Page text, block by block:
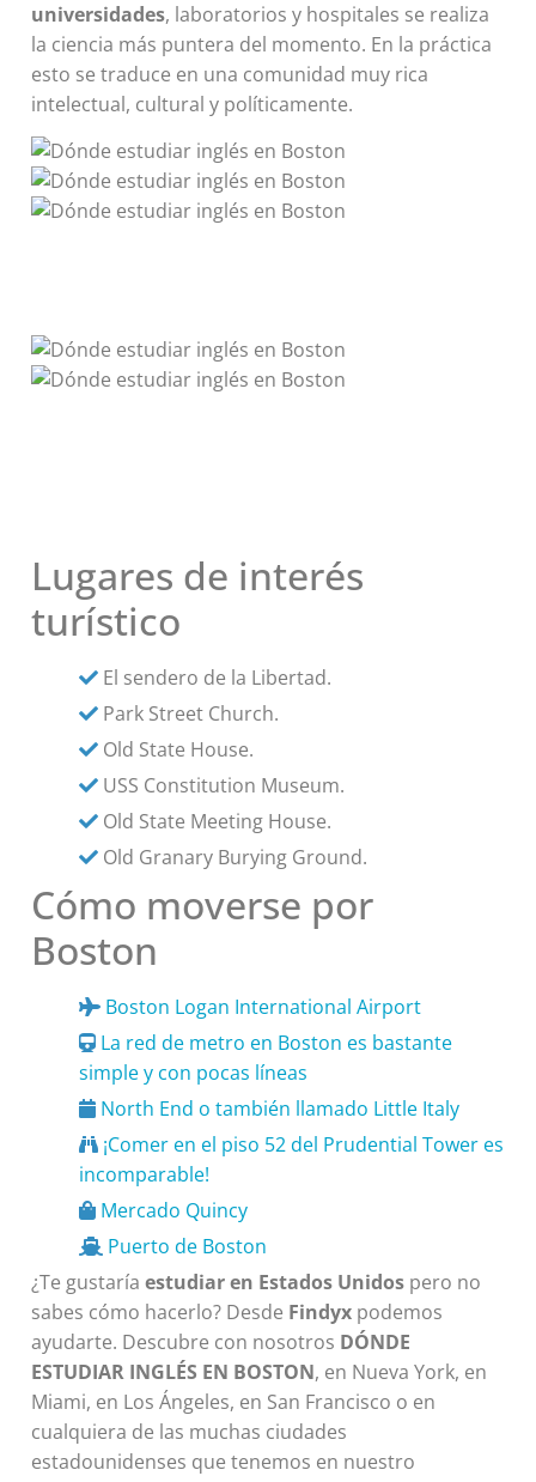
universidades, laboratorios y hospitales se realiza
la ciencia más puntera del momento. En la práctica
esto se traduce en una comunidad muy rica
intelectual, cultural y políticamente.
Lugares de interés
turístico
El sendero de la Libertad.
Park Street Church.
Old State House.
USS Constitution Museum.
Old State Meeting House.
Old Granary Burying Ground.
Cómo moverse por
Boston
Boston Logan International Airport
La red de metro en Boston es bastante
simple y con pocas líneas
North End o también llamado Little Italy
¡Comer en el piso 52 del Prudential Tower es
incomparable!
Mercado Quincy
Puerto de Boston
¿Te gustaríaestudiar en Estados Unidos pero no
sabes cómo hacerlo? Desde Findyx podemos
ayudarte. Descubre con nosotros DÓNDE
ESTUDIAR INGLÉS EN BOSTON, en Nueva York, en
Miami, en Los Ángeles, en San Francisco o en
cualquiera de las muchas ciudades
estadounidenses que tenemos en nuestro